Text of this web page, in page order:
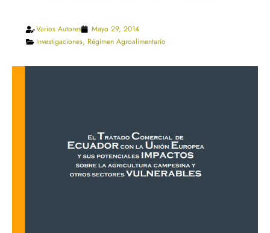
Varios Autores
Mayo 29, 2014
Investigaciones, Régimen Agroalimentario